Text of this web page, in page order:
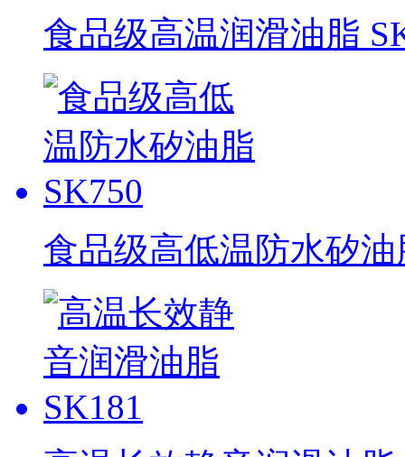
食品级高温润滑油脂
食品级高低温防水矽油